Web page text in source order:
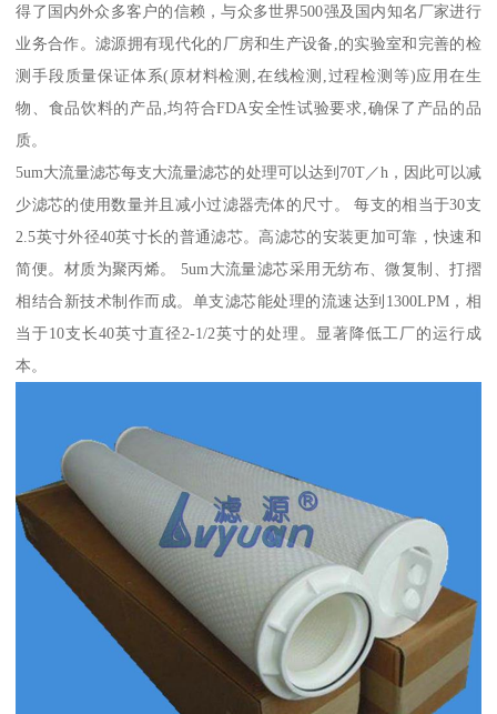
得了国内外众多客户的信赖，与众多世界500强及国内知名厂家进行
业务合作。滤源拥有现代化的厂房和生产设备,的实验室和完善的检
测手段质量保证体系(原材料检测,在线检测,过程检测等)应用在生
物、食品饮料的产品,均符合FDA安全性试验要求,确保了产品的品
质。
5um大流量滤芯每支大流量滤芯的处理可以达到70T／h，因此可以减
少滤芯的使用数量并且减小过滤器壳体的尺寸。 每支的相当于30支
2.5英寸外径40英寸长的普通滤芯。高滤芯的安装更加可靠，快速和
简便。材质为聚丙烯。 5um大流量滤芯采用无纺布、微复制、打摺
相结合新技术制作而成。单支滤芯能处理的流速达到1300LPM，相
当于10支长40英寸直径2-1/2英寸的处理。显著降低工厂的运行成
本。